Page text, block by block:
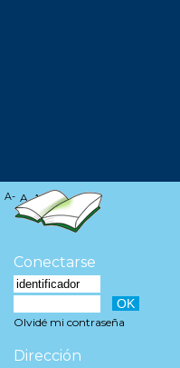
A- A A+
Conectarse
Olvidé mi contraseña
Dirección